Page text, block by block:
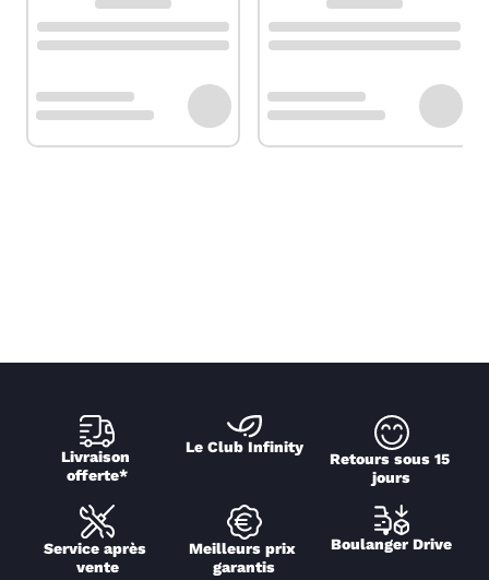
Livraison
offerte*
Le Club Infinity
Retours sous 15
jours
Service après
vente
Meilleurs prix
garantis
Boulanger Drive